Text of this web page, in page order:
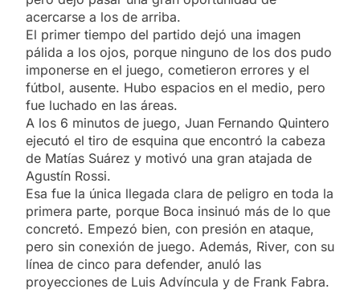
acercarse a los de arriba.
El primer tiempo del partido dejó una imagen
pálida a los ojos, porque ninguno de los dos pudo
imponerse en el juego, cometieron errores y el
fútbol, ausente. Hubo espacios en el medio, pero
fue luchado en las áreas.
A los 6 minutos de juego, Juan Fernando Quintero
ejecutó el tiro de esquina que encontró la cabeza
de Matías Suárez y motivó una gran atajada de
Agustín Rossi.
Esa fue la única llegada clara de peligro en toda la
primera parte, porque Boca insinuó más de lo que
concretó. Empezó bien, con presión en ataque,
pero sin conexión de juego. Además, River, con su
línea de cinco para defender, anuló las
proyecciones de Luis Advíncula y de Frank Fabra.